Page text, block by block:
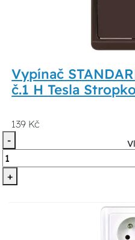
Vypínač
č.1 H Tesla
139 Kč
-
+